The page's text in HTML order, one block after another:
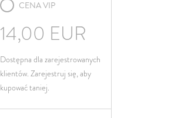
CENA VIP
14,00 EUR
Dostępna dla zarejestrowanych
klientów. Zarejestruj się, aby
kupować taniej.